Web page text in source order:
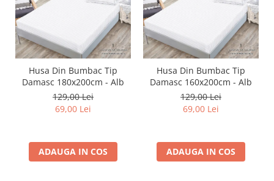
Husa Din Bumbac Tip
Damasc 180x200cm - Alb
129,00 Lei
69,00 Lei
ADAUGA IN COS
Husa Din Bumbac Tip
Damasc 160x200cm - Alb
129,00 Lei
69,00 Lei
ADAUGA IN COS